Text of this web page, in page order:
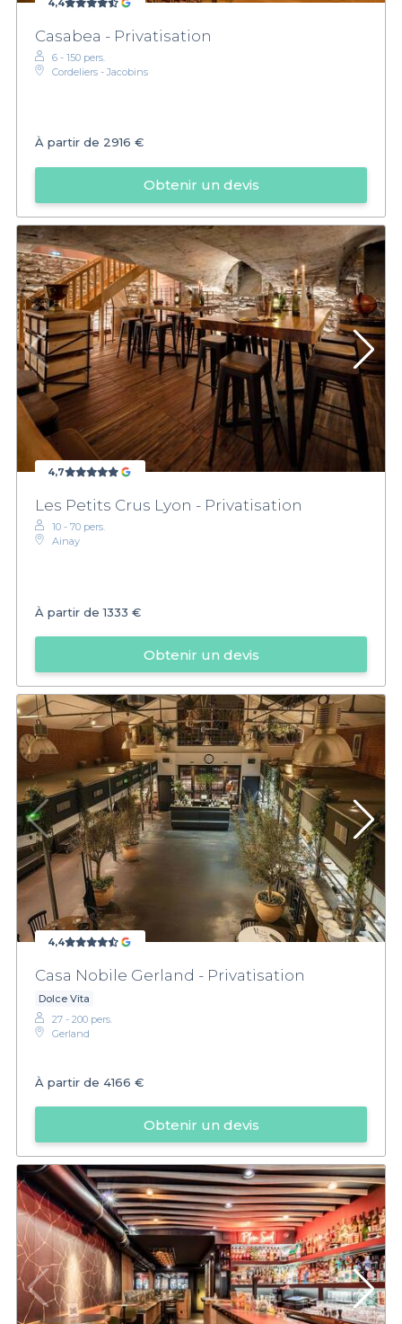
Casabea - Privatisation
6 - 150 pers.
Cordeliers - Jacobins
À partir de 2916 €
Obtenir un devis
4,7
Les Petits Crus Lyon - Privatisation
10 - 70 pers.
Ainay
À partir de1333 €
Obtenir un devis
4,4
Casa Nobile Gerland - Privatisation
Dolce Vita
27 - 200 pers.
Gerland
À partir de 4166 €
Obtenir un devis